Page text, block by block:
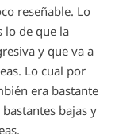
reseñable. Lo
lo de que la
y que va a
Lo cual por
era bastante
bajas y